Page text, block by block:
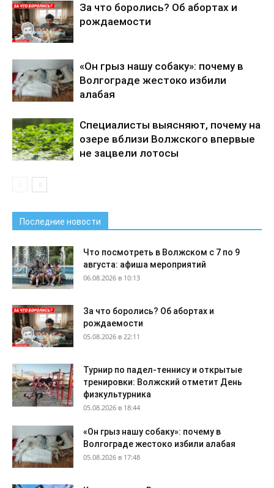
За что боролись? Об абортах и
рождаемости
«Он грыз нашу собаку»: почему в
Волгограде жестоко избили
алабая
Специалисты выясняют, почему на
озере вблизи Волжского впервые
не зацвели лотосы
Последние новости
Что посмотреть в Волжском с 7 по 9
августа: афиша мероприятий
06.08.2026 в 10:13
За что боролись? Об абортах и
рождаемости
05.08.2026 в 22:11
Турнир по падел-теннису и открытые
тренировки: Волжский отметит День
физкультурника
05.08.2026 в 18:44
«Он грыз нашу собаку»: почему в
Волгограде жестоко избили алабая
05.08.2026 в 17:48